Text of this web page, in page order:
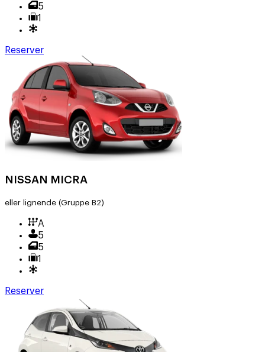
5
1
Reserver
NISSAN MICRA
eller lignende (Gruppe B2)
A
5
5
1
Reserver